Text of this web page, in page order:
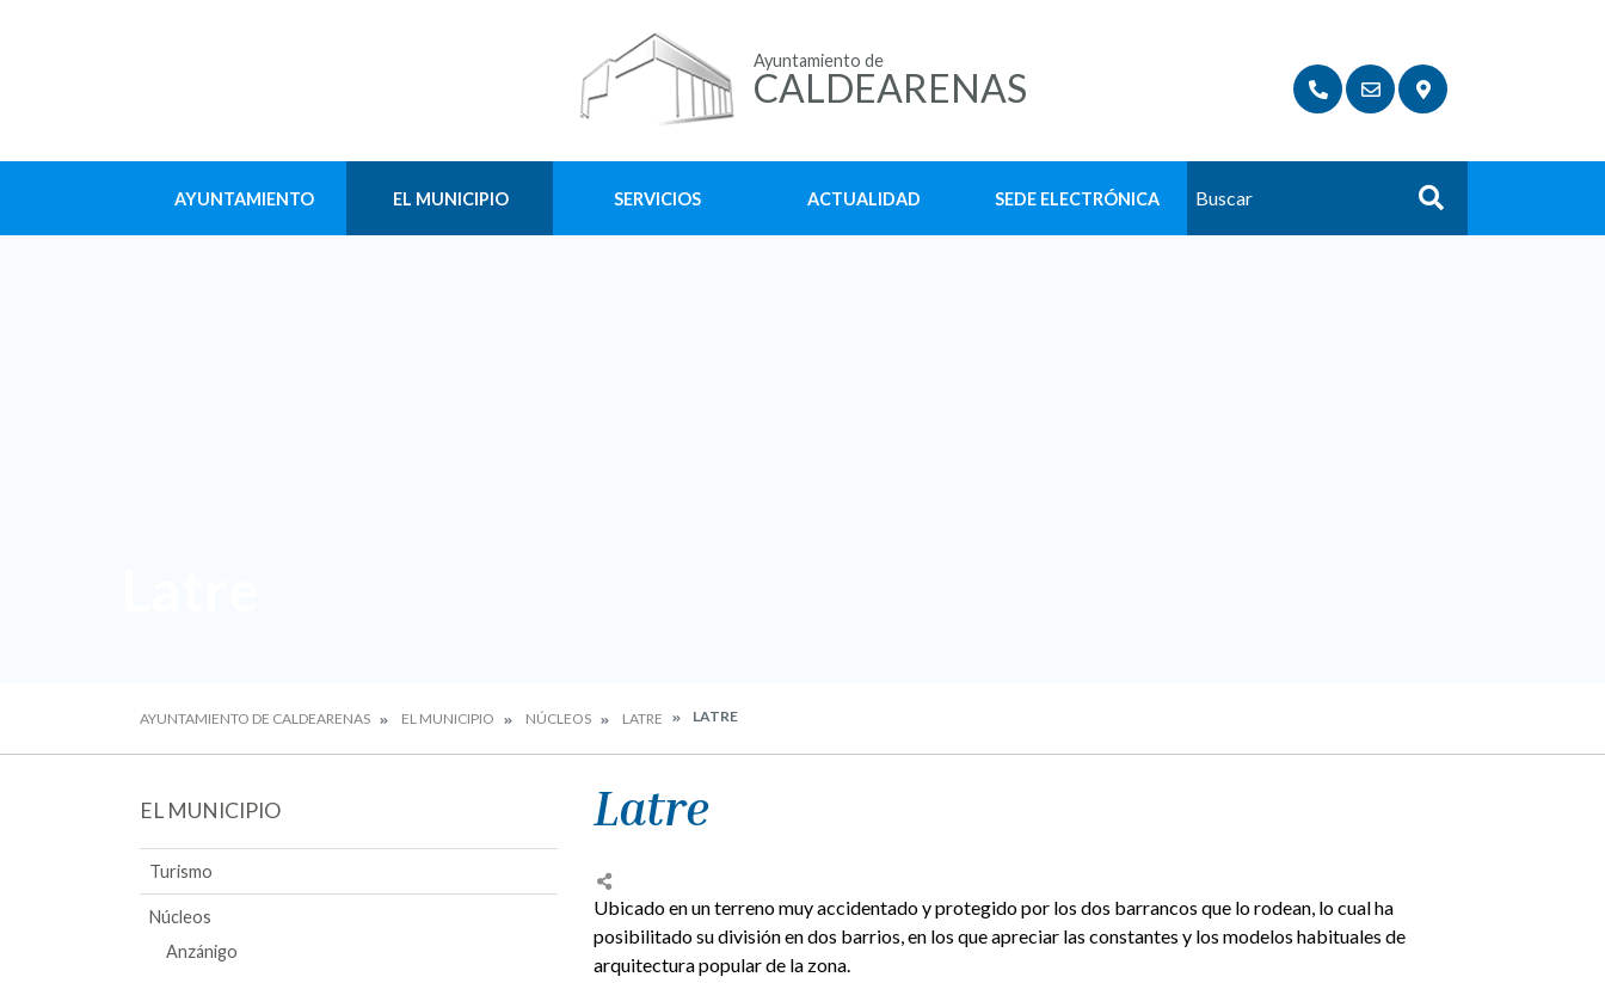
Ayuntamiento de
CALDEARENAS
AYUNTAMIENTO EL MUNICIPIO SERVICIOS ACTUALIDAD SEDE ELECTRÓNICA Buscar
AYUNTAMIENTO DE CALDEARENAS EL MUNICIPIO NÚCLEOS LATRE LATRE
EL MUNICIPIO
Turismo
Núcleos
Anzánigo
Latre
Ubicado en un terreno muy accidentado y protegido por los dos barrancos que lo rodean, lo cual ha
posibilitado su división en dos barrios, en los que apreciar las constantes y los modelos habituales de
arquitectura popular de la zona.